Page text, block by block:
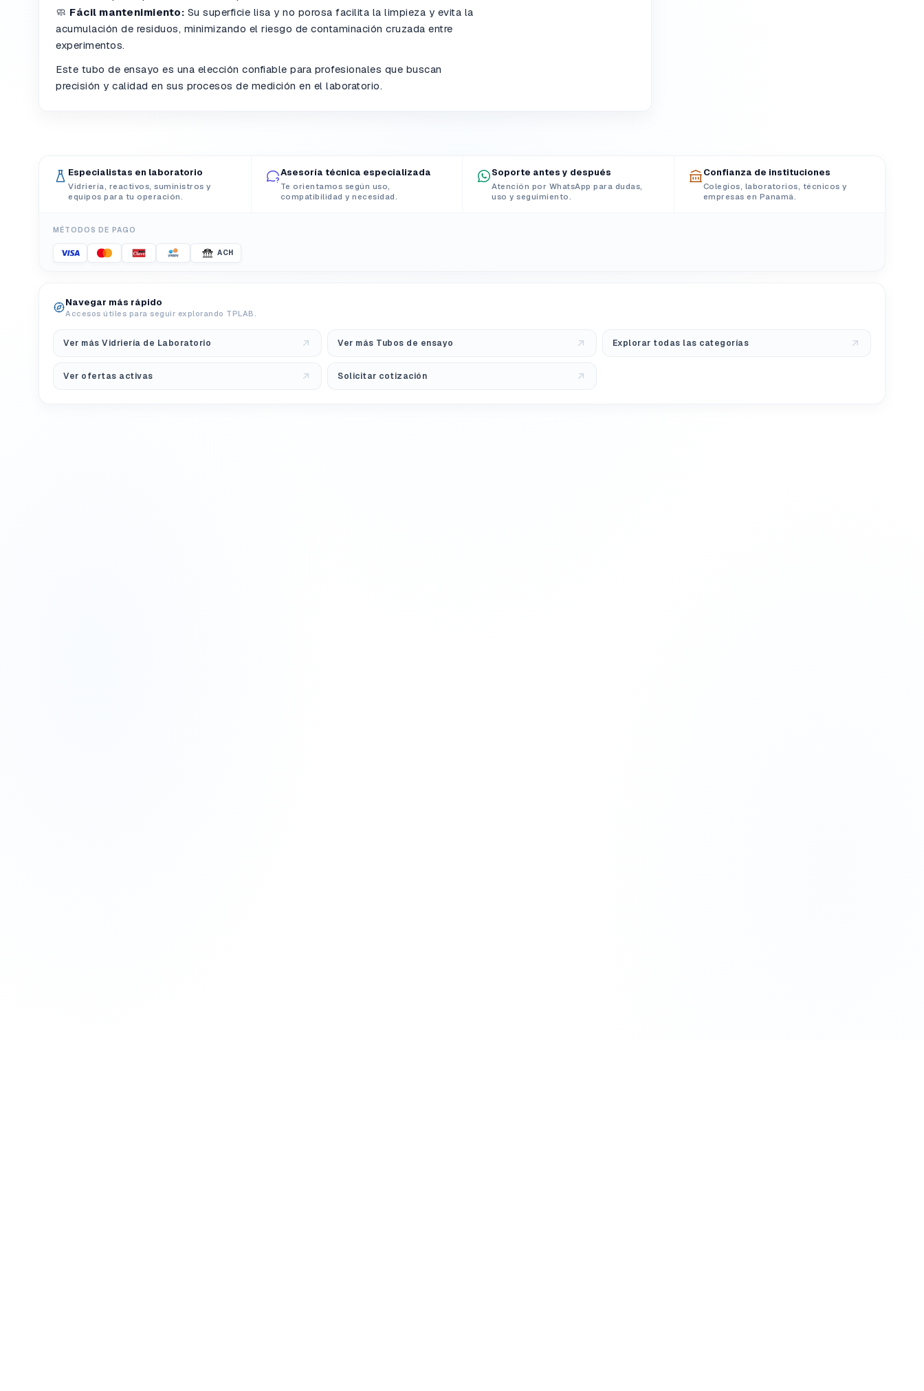
🧼 Fácil mantenimiento: Su superficie lisa y no porosa facilita la limpieza y evita la
acumulación de residuos, minimizando el riesgo de contaminación cruzada entre
experimentos.
Este tubo de ensayo es una elección confiable para profesionales que buscan
precisión y calidad en sus procesos de medición en el laboratorio.
Especialistas en laboratorio
Vidriería, reactivos, suministros y
equipos para tu operación.
Asesoría técnica especializada
Te orientamos según uso,
compatibilidad y necesidad.
Soporte antes y después
Atención por WhatsApp para dudas,
uso y seguimiento.
Confianza de instituciones
Colegios, laboratorios, técnicos y
empresas en Panamá.
MÉTODOS DE PAGO
ACH
Navegar más rápido
Accesos útiles para seguir explorando TPLAB.
Ver más Vidriería de Laboratorio Ver más Tubos de ensayo Explorar todas las categorías
Ver ofertas activas Solicitar cotización